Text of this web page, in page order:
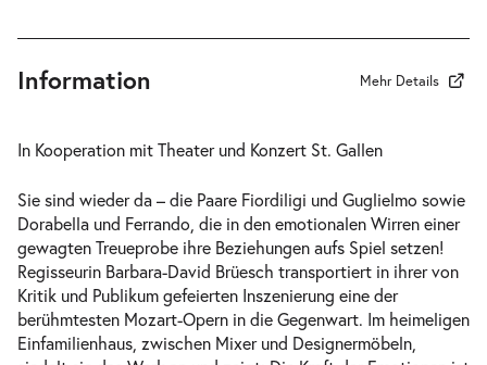
13.06.2027
Tickets
Così fan tutte-
Do.
24.06.2027
Do. 24.06.2027
19:00–22:15 Uhr
Tickets
Information Mehr Details
In Kooperation mit Theater und Konzert St. Gallen
Sie sind wieder da – die Paare Fiordiligi und Guglielmo sowie
Dorabella und Ferrando, die in den emotionalen Wirren einer
gewagten Treueprobe ihre Beziehungen aufs Spiel setzen!
Regisseurin Barbara-David Brüesch transportiert in ihrer von
Kritik und Publikum gefeierten Inszenierung eine der
berühmtesten Mozart-Opern in die Gegenwart. Im heimeligen
Einfamilienhaus, zwischen Mixer und Designermöbeln,